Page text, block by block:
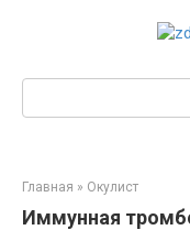
Главная » Окулист
Иммунная